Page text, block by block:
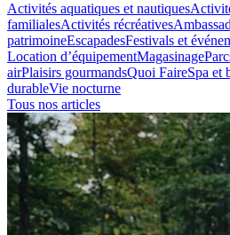
Activités aquatiques et nautiques
familialesActivités récréatives
patrimoineEscapadesFestivals et
Location d’équipementMagasinage
airPlaisirs gourmandsQuoi FaireSpa et
durableVie nocturne
Tous nos articles